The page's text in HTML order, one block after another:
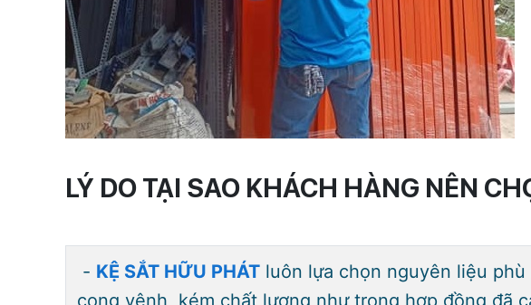
LÝ DO TẠI SAO KHÁCH HÀNG NÊN
- KỆ SẮT HỮU PHÁT luôn lựa chọn nguyên liệu
cong vênh, kém chất lượng như trong hợp đồng đã